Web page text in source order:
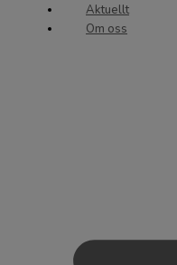
Aktuellt
Om oss